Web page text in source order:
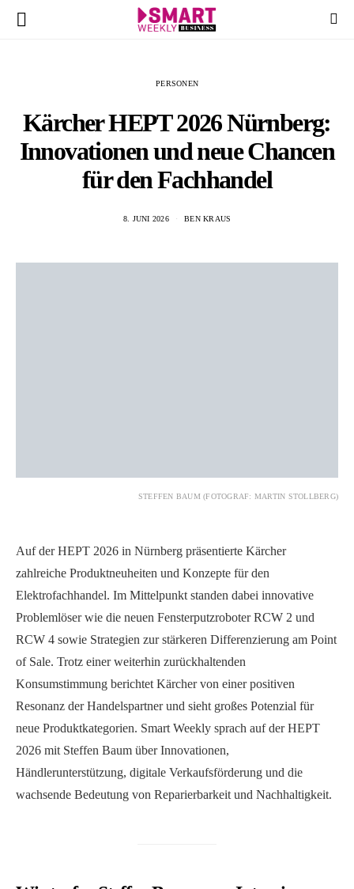
PERSONEN
Kärcher HEPT 2026 Nürnberg:
Innovationen und neue Chancen
für den Fachhandel
8. JUNI 2026 BEN KRAUS
STEFFEN BAUM (FOTOGRAF: MARTIN STOLLBERG)
Auf der HEPT 2026 in Nürnberg präsentierte Kärcher
zahlreiche Produktneuheiten und Konzepte für den
Elektrofachhandel. Im Mittelpunkt standen dabei innovative
Problemlöser wie die neuen Fensterputzroboter RCW 2 und
RCW 4 sowie Strategien zur stärkeren Differenzierung am Point
of Sale. Trotz einer weiterhin zurückhaltenden
Konsumstimmung berichtet Kärcher von einer positiven
Resonanz der Handelspartner und sieht großes Potenzial für
neue Produktkategorien. Smart Weekly sprach auf der HEPT
2026 mit Steffen Baum über Innovationen,
Händlerunterstützung, digitale Verkaufsförderung und die
wachsende Bedeutung von Reparierbarkeit und Nachhaltigkeit.